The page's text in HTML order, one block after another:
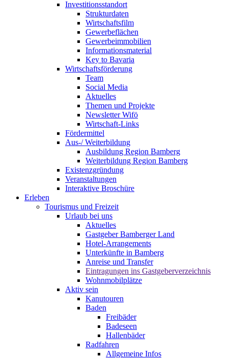
Investitionsstandort
Strukturdaten
Wirtschaftsfilm
Gewerbeflächen
Gewerbeimmobilien
Informationsmaterial
Key to Bavaria
Wirtschaftsförderung
Team
Social Media
Aktuelles
Themen und Projekte
Newsletter Wifö
Wirtschaft-Links
Fördermittel
Aus-/ Weiterbildung
Ausbildung Region Bamberg
Weiterbildung Region Bamberg
Existenzgründung
Veranstaltungen
Interaktive Broschüre
Erleben
Tourismus und Freizeit
Urlaub bei uns
Aktuelles
Gastgeber Bamberger Land
Hotel-Arrangements
Unterkünfte in Bamberg
Anreise und Transfer
Eintragungen ins Gastgeberverzeichnis
Wohnmobilplätze
Aktiv sein
Kanutouren
Baden
Freibäder
Badeseen
Hallenbäder
Radfahren
Allgemeine Infos